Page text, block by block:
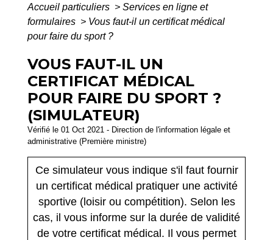
Accueil particuliers > Services en ligne et
formulaires > Vous faut-il un certificat médical
pour faire du sport ?
VOUS FAUT-IL UN
CERTIFICAT MÉDICAL
POUR FAIRE DU SPORT ?
(SIMULATEUR)
Vérifié le 01 Oct 2021 - Direction de l'information légale et
administrative (Première ministre)
Ce simulateur vous indique s'il faut fournir
un certificat médical pratiquer une activité
sportive (loisir ou compétition). Selon les
cas, il vous informe sur la durée de validité
de votre certificat médical. Il vous permet